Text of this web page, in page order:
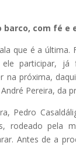
barco, com fé e
que é a última.
ele participar, já
na próxima,
Pereira, da
Pedro
rodeado pela
Antes de a